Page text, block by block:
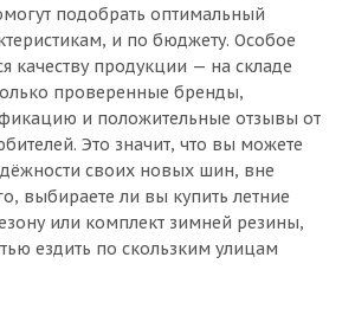
подобрать оптимальный
и по бюджету. Особое
качеству продукции — на складе
проверенные бренды,
и положительные отзывы от
Это значит, что вы можете
своих новых шин, вне
выбираете ли вы купить летние
или комплект зимней резины,
ездить по скользким улицам